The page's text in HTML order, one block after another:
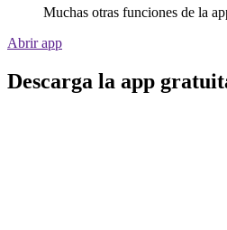
Muchas otras funciones de la
Abrir app
Descarga la app